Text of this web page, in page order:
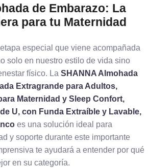
de Embarazo: La
para tu Maternidad
especial que viene acompañada
solo en nuestro estilo de vida sino
físico. La SHANNA Almohada
Extragrande para Adultos,
Maternidad y Sleep Confort,
U, con Funda Extraíble y Lavable,
es una solución ideal para
y soporte durante este importante
te ayudará a entender por qué
en su categoría.